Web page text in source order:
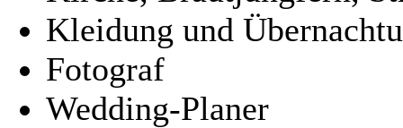
Kleidung und
Fotograf
Wedding-Planer